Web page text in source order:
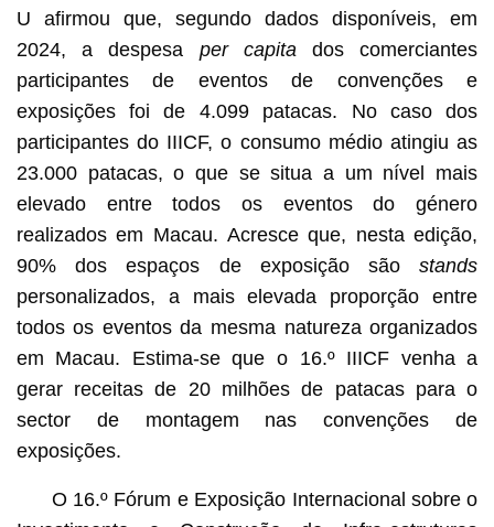
U afirmou que, segundo dados disponíveis, em
2024, a despesa per capita dos comerciantes
participantes de eventos de convenções e
exposições foi de 4.099 patacas. No caso dos
participantes do IIICF, o consumo médio atingiu as
23.000 patacas, o que se situa a um nível mais
elevado entre todos os eventos do género
realizados em Macau. Acresce que, nesta edição,
90% dos espaços de exposição sãostands
personalizados, a mais elevada proporção entre
todos os eventos da mesma natureza organizados
em Macau. Estima-se que o 16.º IIICF venha a
gerar receitas de 20 milhões de patacas para o
sector de montagem nas convenções de
exposições.
O 16.º Fórum e Exposição Internacional sobre o